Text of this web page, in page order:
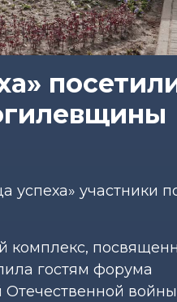
участники
комплекс,
гостям форума